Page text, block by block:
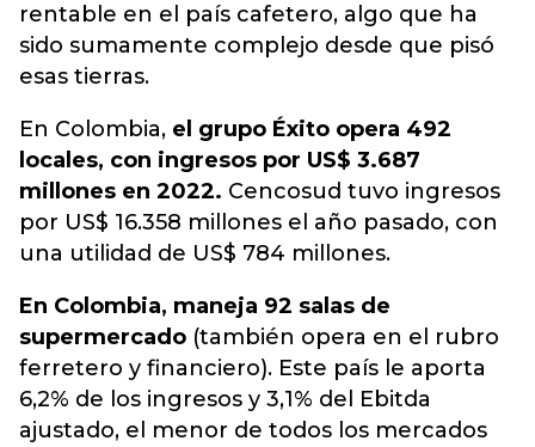
rentable en el país cafetero, algo que ha
sido sumamente complejo desde que pisó
esas tierras.
En Colombia, el grupo Éxito opera 492
locales, con ingresos por US$ 3.687
millones en 2022. Cencosud tuvo ingresos
por US$ 16.358 millones el año pasado, con
una utilidad de US$ 784 millones.
En Colombia, maneja 92 salas de
supermercado (también opera en el rubro
ferretero y financiero). Este país le aporta
6,2% de los ingresos y 3,1% del Ebitda
ajustado, el menor de todos los mercados